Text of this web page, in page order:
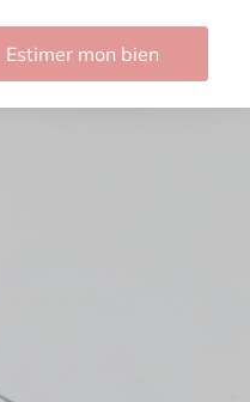
Estimer mon bien